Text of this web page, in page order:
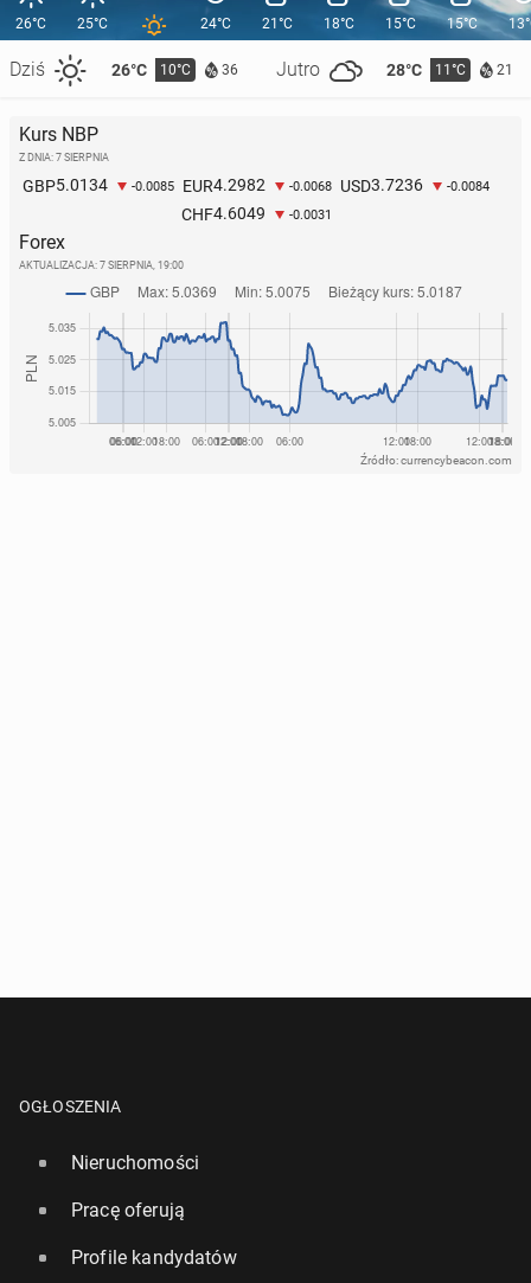
26°C
Dziś 26°C 10°C 36 Jutro 28°C 11°C 21
25°C 24°C 21°C 18°C 15°C 15°C
Kurs NBP
Z DNIA: 7 SIERPNIA
GBP5.0134 -0.0085 EUR4.2982 -0.0068 USD3.7236 -0.0084
CHF4.6049 -0.0031
Forex
AKTUALIZACJA: 7 SIERPNIA, 19:00
Źródło: currencybeacon.com
OGŁOSZENIA
Nieruchomości
Pracę oferują
Profile kandydatów